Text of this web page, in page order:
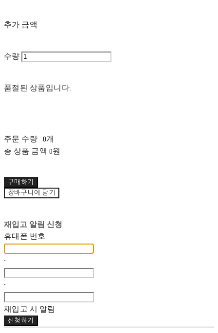
추가 금액
수량
품절된 상품입니다.
주문 수량 0개
총 상품 금액 0원
구매하기
장바구니에 담기
재입고 알림 신청
휴대폰 번호
-
-
재입고 시 알림
신청하기